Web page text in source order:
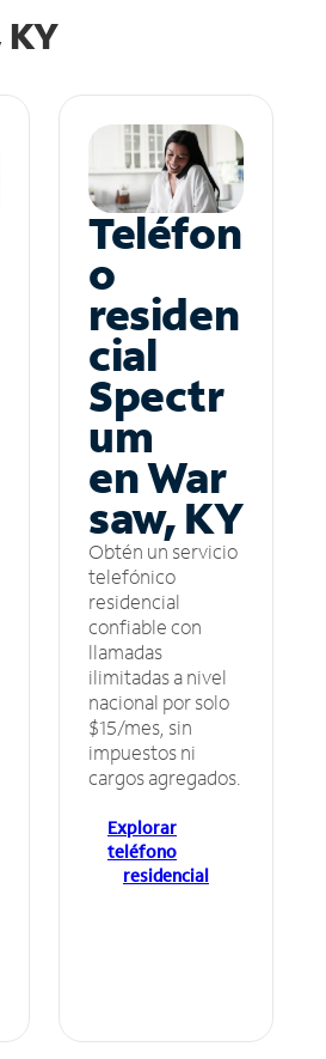
KY
Teléfon
o
residen
cial
Spectr
um
en War
saw, KY
Obtén un servicio
telefónico
residencial
confiable con
llamadas
ilimitadas a nivel
nacional por solo
$15/mes, sin
impuestos ni
cargos agregados.
Explorar
teléfono
residencial